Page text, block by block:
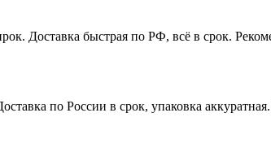
Доставка быстрая по РФ, всё в срок.
по России в срок, упаковка